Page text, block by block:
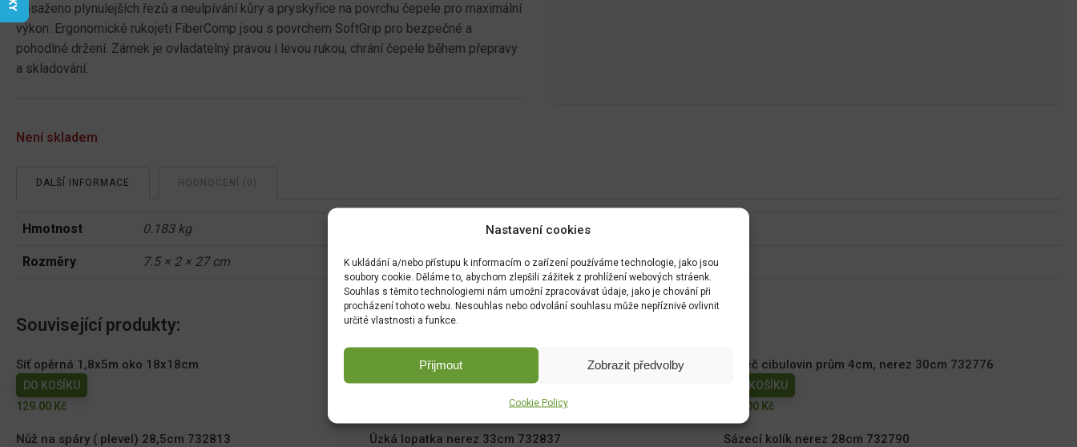
Nastavení cookies
K ukládání a/nebo přístupu k informacím o zařízení používáme technologie, jako jsou
soubory cookie. Děláme to, abychom zlepšili zážitek z prohlížení webových stráenk.
Souhlas s těmito technologiemi nám umožní zpracovávat údaje, jako je chování při
procházení tohoto webu. Nesouhlas nebo odvolání souhlasu může nepříznivě ovlivnit
určité vlastnosti a funkce.
Přijmout Zobrazit předvolby
Cookie Policy
dosaženo plynulejších řezů a neulpívání kůry a pryskyřice na povrchu čepele pro maximální
výkon. Ergonomické rukojeti FiberComp jsou s povrchem SoftGrip pro bezpečné a
pohodlné držení. Zámek je ovladatelný pravou i levou rukou, chrání čepele během přepravy
a skladování.
Není skladem
DALŠÍ INFORMACE HODNOCENÍ (0)
Hmotnost 0.183 kg
Rozměry 7.5 × 2 × 27 cm
Související produkty:
Síť opěrná 1,8x5m oko 18x18cm
DO KOŠÍKU
129.00 Kč
Pokojová konvička krémová 1l 736507
DO KOŠÍKU
Sazeč cibulovin prům 4cm, nerez 30cm 732776
DO KOŠÍKU
399.00 Kč
Nůž na spáry ( plevel) 28,5cm 732813 Úzká lopatka nerez 33cm 732837 Sázecí kolík nerez 28cm 732790